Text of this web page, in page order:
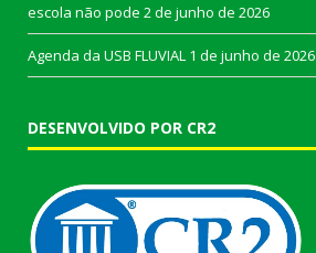
escola não pode 2 de junho de 2026
Agenda da USB FLUVIAL 1 de junho de 2026
DESENVOLVIDO POR CR2